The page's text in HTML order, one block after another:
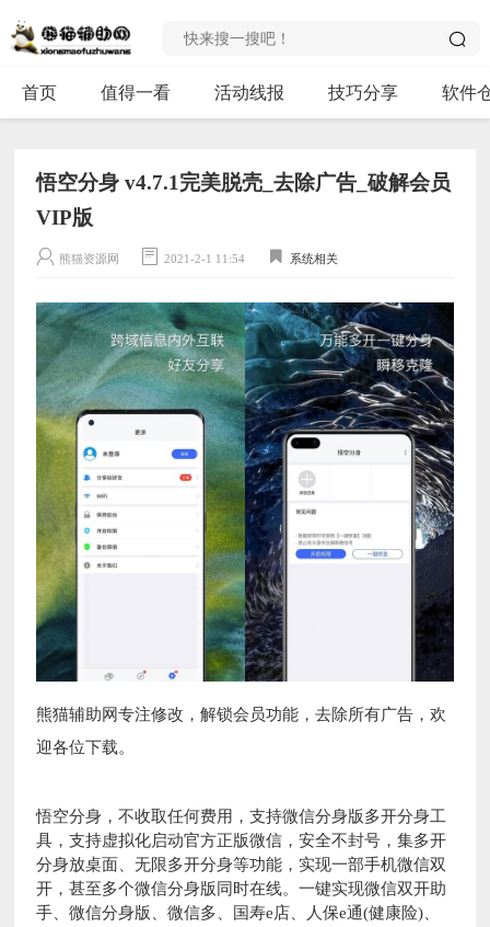
首页 值得一看 活动线报 技巧分享 软件
悟空分身 v4.7.1完美脱壳_去除广告_破解会员
VIP版
熊猫资源网 2021-2-1 11:54 系统相关
熊猫辅助网专注修改，解锁会员功能，去除所有广告，欢
迎各位下载。
悟空分身，不收取任何费用，支持微信分身版多开分身工
具，支持虚拟化启动官方正版微信，安全不封号，集多开
分身放桌面、无限多开分身等功能，实现一部手机微信双
开，甚至多个微信分身版同时在线。一键实现微信双开助
手、微信分身版、微信多、国寿e店、人保e通(健康险)、